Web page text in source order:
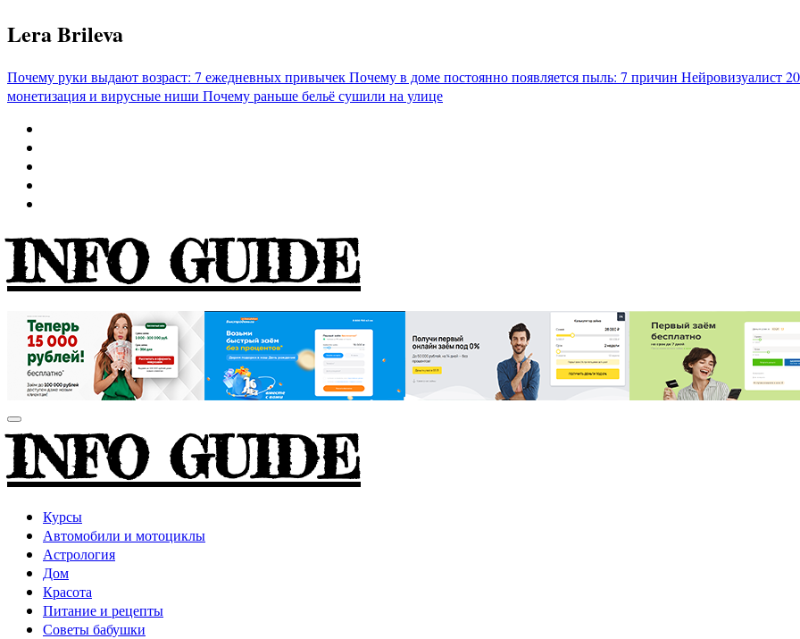
Перейти
к
Lera Brileva
Почему руки выдают возраст: 7 ежедневных привычекПочему в доме постоянно появляется пыль: 7 причин Нейровизуалист
монетизация и вирусные ниши Почему раньше бельё сушили на улице
INFO GUIDE
INFO GUIDE
Курсы
Автомобили и мотоциклы
Астрология
Дом
Красота
Питание и рецепты
Советы бабушки